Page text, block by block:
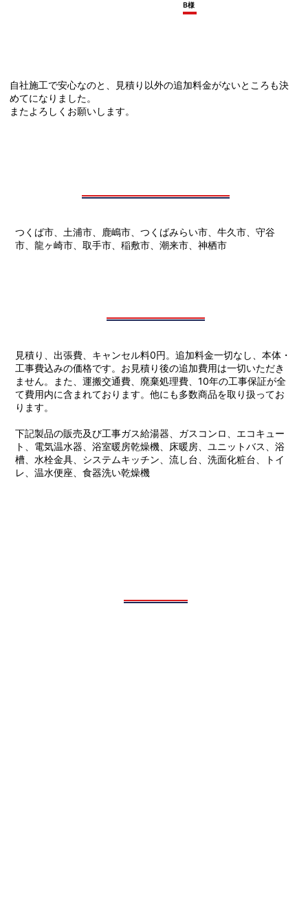
自社施工で安心なのと、見積り以外の追加料金がないところも決
めてになりました。
またよろしくお願いします。
B様
つくば市、土浦市、鹿嶋市、つくばみらい市、牛久市、守谷
市、龍ヶ崎市、取手市、稲敷市、潮来市、神栖市
見積り、出張費、キャンセル料0円。追加料金一切なし、本体・
工事費込みの価格です。お見積り後の追加費用は一切いただき
ません。また、運搬交通費、廃棄処理費、10年の工事保証が全
て費用内に含まれております。他にも多数商品を取り扱ってお
ります。
下記製品の販売及び工事ガス給湯器、ガスコンロ、エコキュー
ト、電気温水器、浴室暖房乾燥機、床暖房、ユニットバス、浴
槽、水栓金具、システムキッチン、流し台、洗面化粧台、トイ
レ、温水便座、食器洗い乾燥機